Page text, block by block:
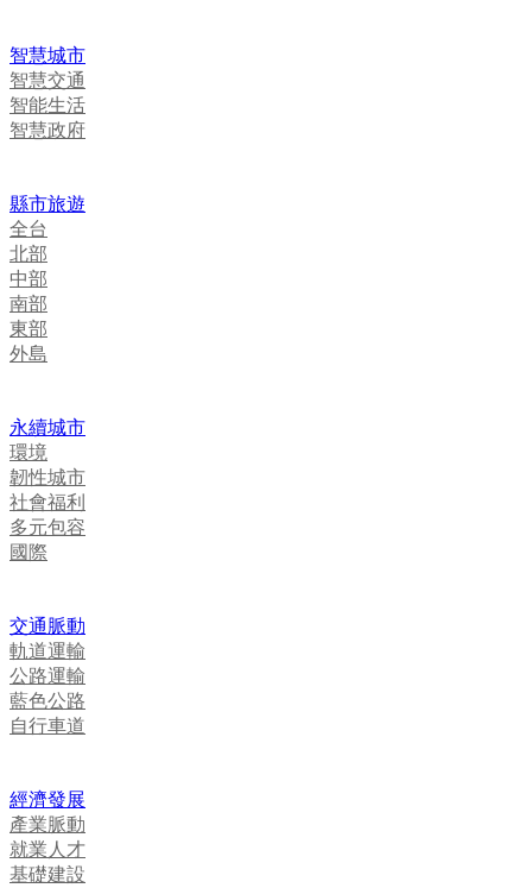
智慧城市
智慧交通
智能生活
智慧政府
縣市旅遊
全台
北部
中部
南部
東部
外島
永續城市
環境
韌性城市
社會福利
多元包容
國際
交通脈動
軌道運輸
公路運輸
藍色公路
自行車道
經濟發展
產業脈動
就業人才
基礎建設